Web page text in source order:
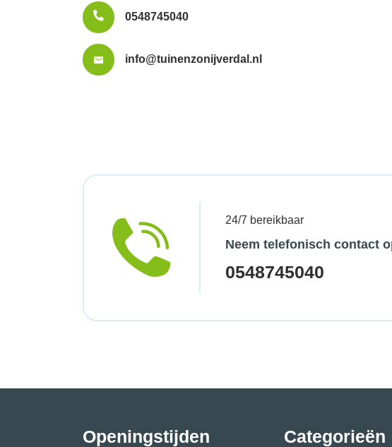
0548745040
info@tuinenzonijverdal.nl
24/7 bereikbaar
Neem telefonisch contact
0548745040
Openingstijden Categorieën